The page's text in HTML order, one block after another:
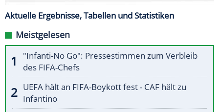
Aktuelle Ergebnisse, Tabellen und Statistiken
Meistgelesen
"Infanti-No Go": Pressestimmen zum Verbleib
des FIFA-Chefs
UEFA hält an FIFA-Boykott fest - CAF hält zu
Infantino